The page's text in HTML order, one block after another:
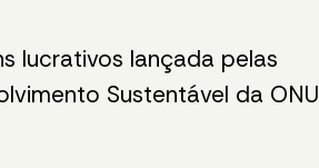
lucrativos lançada pelas
Sustentável da ONU